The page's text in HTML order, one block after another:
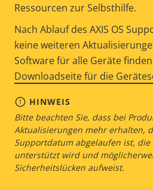
Ressourcen zur Selbsthilfe.
Nach Ablauf des AXIS OS
keine weiteren
Software für alle Geräte
Downloadseite für die
HINWEIS
Bitte beachten Sie, dass bei
Aktualisierungen mehr erhalten,
Supportdatum abgelaufen ist,
unterstützt wird und
Sicherheitslücken aufweist.